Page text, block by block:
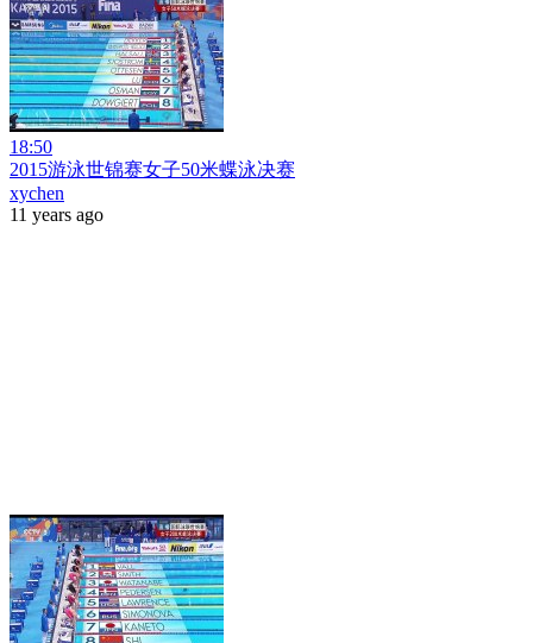
18:50
2015游泳世锦赛女子50米蝶泳决赛
xychen
11 years ago